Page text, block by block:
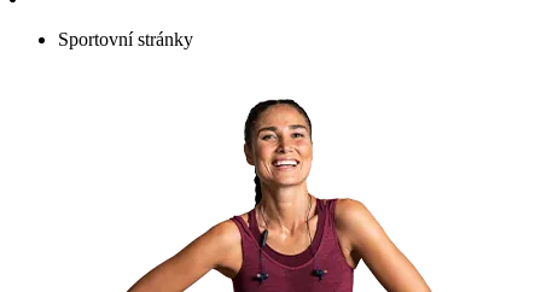
Sportovní stránky